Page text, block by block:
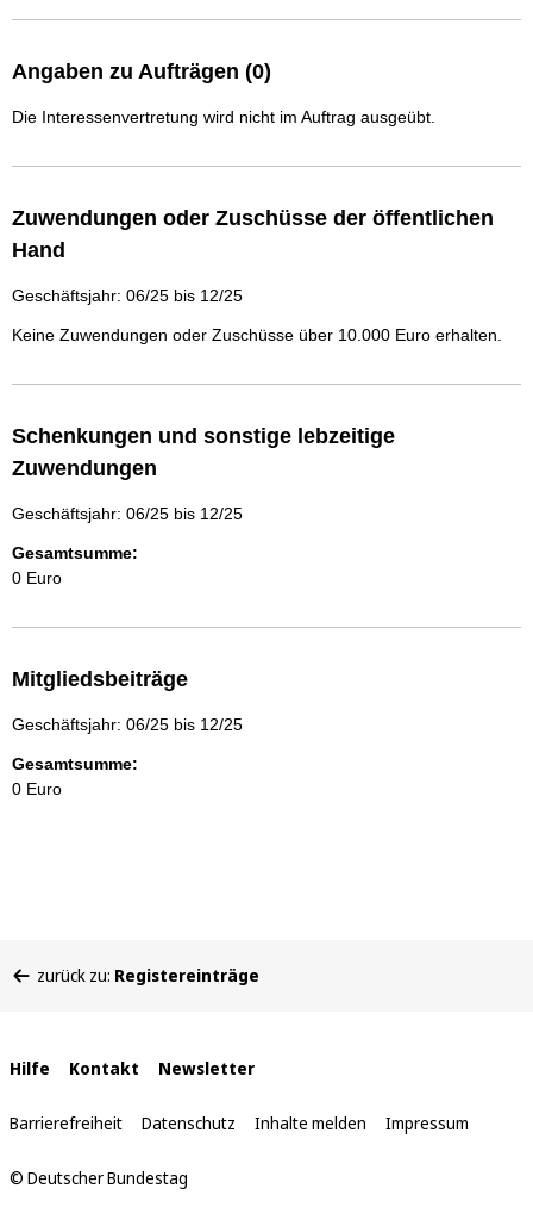
Angaben zu Aufträgen (0)
Die Interessenvertretung wird nicht im Auftrag ausgeübt.
Zuwendungen oder Zuschüsse der öffentlichen
Hand
Geschäftsjahr: 06/25 bis 12/25
Keine Zuwendungen oder Zuschüsse über 10.000 Euro erhalten.
Schenkungen und sonstige lebzeitige
Zuwendungen
Geschäftsjahr: 06/25 bis 12/25
Gesamtsumme:
0 Euro
Mitgliedsbeiträge
Geschäftsjahr: 06/25 bis 12/25
Gesamtsumme:
0 Euro
befinden
zurück zu: Registereinträge
Interne
Links
Hilfe Kontakt Newsletter
Barrierefreiheit Datenschutz Inhalte melden Impressum
© Deutscher Bundestag